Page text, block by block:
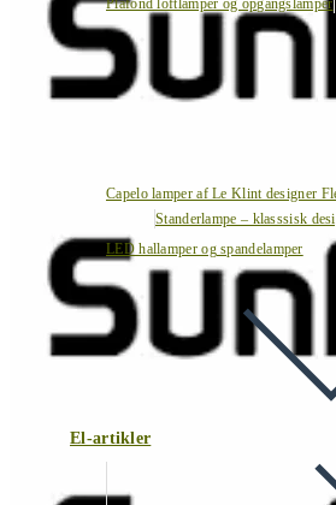
Plafond loftlamper og opgangslamper
Capelo lamper af Le Klint designer
Standerlampe – klasssisk
LED hallamper og spandelamper
El-artikler